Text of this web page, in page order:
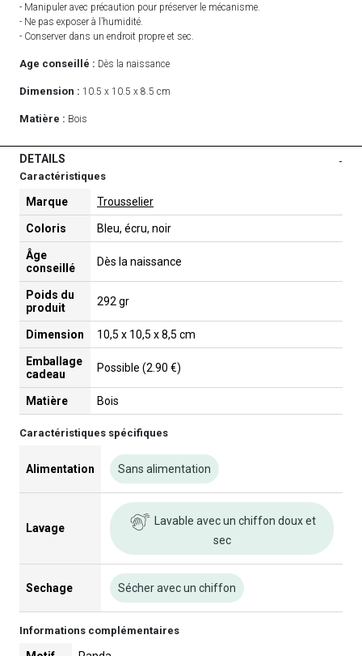
- Manipuler avec précaution pour préserver le mécanisme.
- Ne pas exposer à l’humidité.
- Conserver dans un endroit propre et sec.
Age conseillé : Dès la naissance
Dimension : 10.5 x 10.5 x 8.5 cm
Matière : Bois
DETAILS -
Caractéristiques
Marque Trousselier
Coloris Bleu, écru, noir
Âge
conseillé
Dès la naissance
Poids du
produit
292 gr
Dimension 10,5 x 10,5 x 8,5 cm
Emballage
cadeau
Possible (2.90 €)
Matière Bois
Caractéristiques spécifiques
Alimentation Sans alimentation
Lavage
Lavable avec un chiffon doux et
sec
Sechage Sécher avec un chiffon
Informations complémentaires